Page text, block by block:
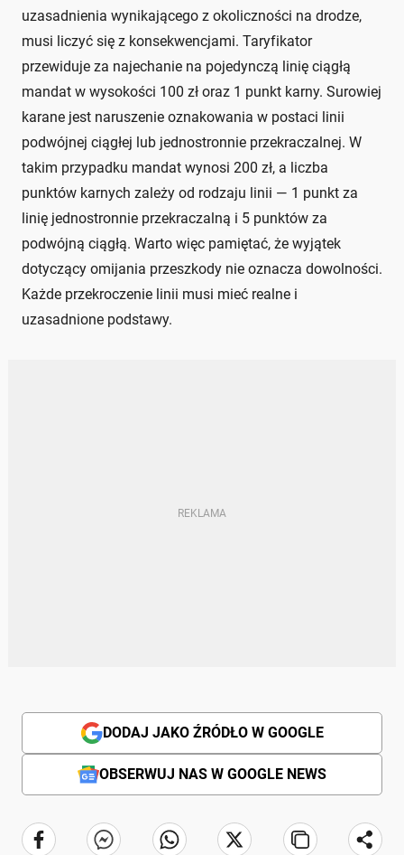
uzasadnienia wynikającego z okoliczności na drodze,
musi liczyć się z konsekwencjami. Taryfikator
przewiduje za najechanie na pojedynczą linię ciągłą
mandat w wysokości 100 zł oraz 1 punkt karny. Surowiej
karane jest naruszenie oznakowania w postaci linii
podwójnej ciągłej lub jednostronnie przekraczalnej. W
takim przypadku mandat wynosi 200 zł, a liczba
punktów karnych zależy od rodzaju linii — 1 punkt za
linię jednostronnie przekraczalną i 5 punktów za
podwójną ciągłą. Warto więc pamiętać, że wyjątek
dotyczący omijania przeszkody nie oznacza dowolności.
Każde przekroczenie linii musi mieć realne i
uzasadnione podstawy.
DODAJ JAKO ŹRÓDŁO W GOOGLE
OBSERWUJ NAS W GOOGLE NEWS